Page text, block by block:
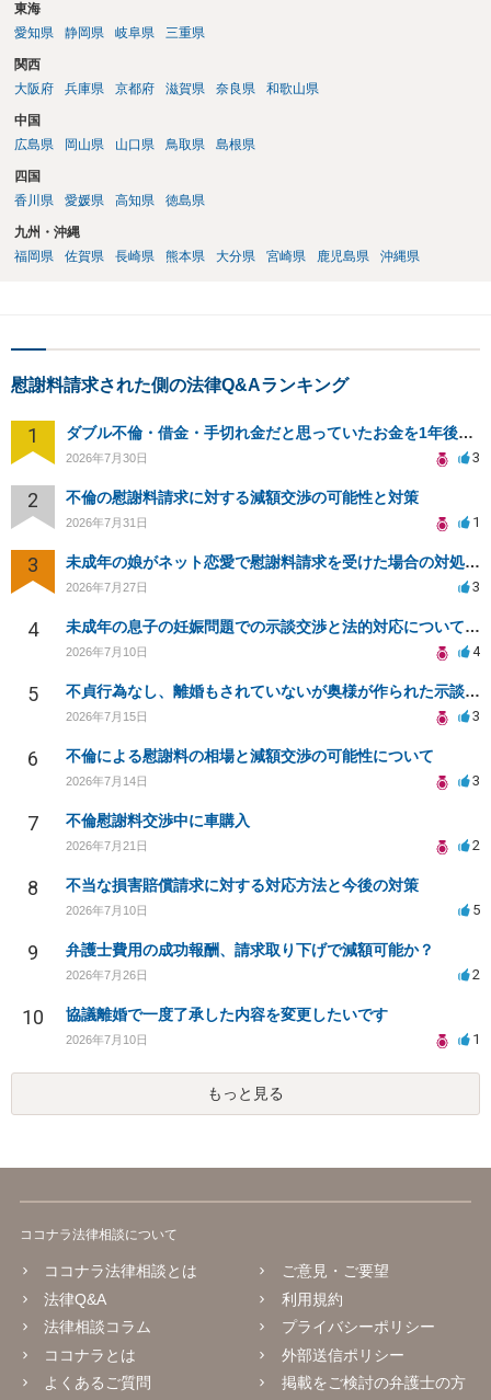
東海
愛知県
静岡県 岐阜県 三重県
関西
大阪府
兵庫県 京都府 滋賀県 奈良県 和歌山県
中国
広島県
岡山県 山口県 鳥取県 島根県
四国
香川県
愛媛県 高知県 徳島県
九州・沖縄
福岡県
佐賀県 長崎県 熊本県 大分県 宮崎県 鹿児島県 沖縄県
慰謝料請求された側の法律Q&Aランキング
1 ダブル不倫・借金・手切れ金だと思っていたお金を1年後いまさら脅迫罪として通知書が来てまとめて請求
2026年7月30日 3
2 不倫の慰謝料請求に対する減額交渉の可能性と対策
2026年7月31日 1
3 未成年の娘がネット恋愛で慰謝料請求を受けた場合の対処法は？
2026年7月27日 3
4 未成年の息子の妊娠問題での示談交渉と法的対応について相談
2026年7月10日 4
5 不貞行為なし、離婚もされていないが奥様が作られた示談書にサインをしてしまいました。効力はありますか？
2026年7月15日 3
6 不倫による慰謝料の相場と減額交渉の可能性について
2026年7月14日 3
7 不倫慰謝料交渉中に車購入
2026年7月21日 2
8 不当な損害賠償請求に対する対応方法と今後の対策
2026年7月10日 5
9 弁護士費用の成功報酬、請求取り下げで減額可能か？
2026年7月26日 2
10 協議離婚で一度了承した内容を変更したいです
2026年7月10日 1
もっと見る
ココナラ法律相談について
ココナラ法律相談とは
法律Q&A
法律相談コラム
ココナラとは
よくあるご質問
ご意見・ご要望
利用規約
プライバシーポリシー
外部送信ポリシー
掲載をご検討の弁護士の方